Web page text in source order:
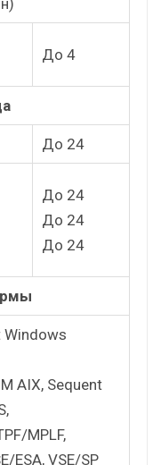
До 4
До 24
До 24
До 24
До 24
Windows
AIX, Sequent
MPLF,
ESA, VSE/SP